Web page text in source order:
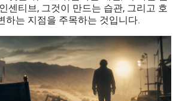
센티브, 그것이 만드는 습관, 그리고 호
하는 지점을 주목하는 것입니다.